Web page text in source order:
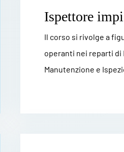
Ispettore
Il corso si rivolge a
operanti nei reparti di
Manutenzione e